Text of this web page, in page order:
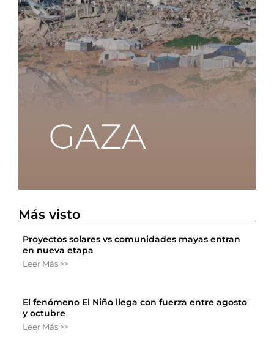
Más visto
Proyectos solares vs comunidades mayas entran
en nueva etapa
Leer Más >>
El fenómeno El Niño llega con fuerza entre agosto
y octubre
Leer Más >>